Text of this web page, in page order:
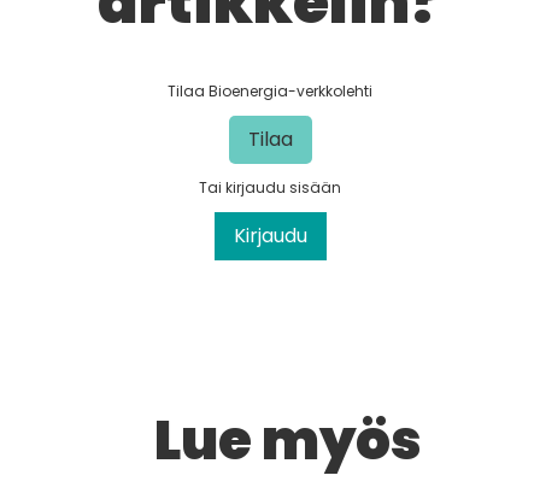
Tilaa Bioenergia-verkkolehti
Tilaa
Tai kirjaudu sisään
Kirjaudu
Lue myös